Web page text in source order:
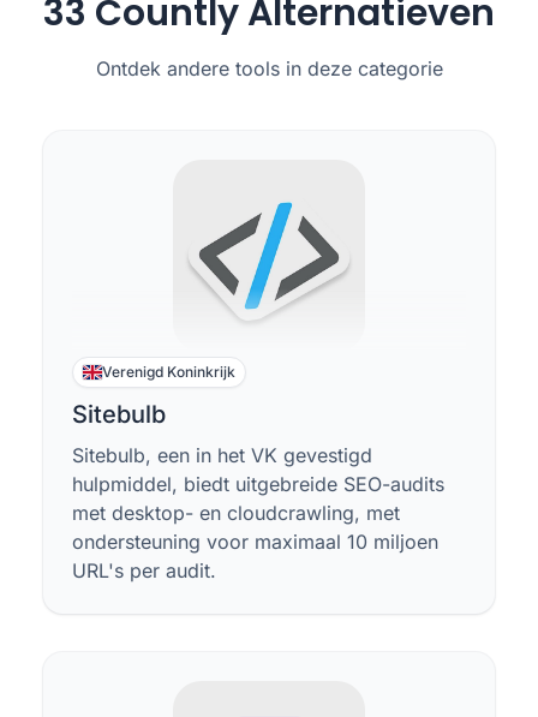
33 Countly Alternatieven
Ontdek andere tools in deze categorie
Verenigd Koninkrijk
Sitebulb
Sitebulb, een in het VK gevestigd
hulpmiddel, biedt uitgebreide SEO-audits
met desktop- en cloudcrawling, met
ondersteuning voor maximaal 10 miljoen
URL's per audit.